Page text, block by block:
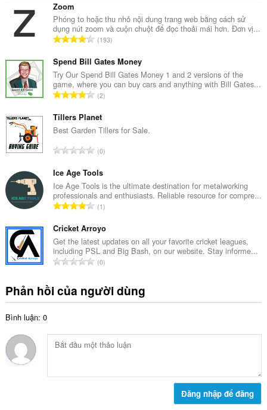
Zoom
Phóng to hoặc thu nhỏ nội dung trang web bằng cách sử
dụng nút zoom và cuộn chuột để đọc thoải mái hơn. Đơn vị...
T
n
g
s
ố
ế
p
h
ạ
n
g
:
193
Spend Bill Gates Money
Try Our Spend Bill Gates Money 1 and 2 versions of the
game, where you can buy cars and anything with Bill Gates...
T
n
g
ố
ế
p
h
ạ
n
g
:
2
Tillers Planet
Best Garden Tillers for Sale.
T
n
g
s
ố
ế
p
h
ạ
g
:
0
Ice Age Tools
Ice Age Tools is the ultimate destination for metalworking
professionals and enthusiasts. Reliable resource for compre...
T
n
g
s
ố
ế
p
n
g
1
Cricket Arroyo
Get the latest updates on all your favorite cricket leagues,
including PSL and Big Bash, on our website. Stay informe...
T
g
x
ế
ạ
0
Phản hồi của người dùng
Bình luận: 0
Đăng nhập để đăng